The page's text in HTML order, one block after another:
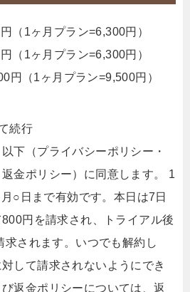
（1ヶ月プラン=6,300円）
（1ヶ月プラン=6,300円）
円（1ヶ月プラン=9,500円）
続行
下（プライバシーポリシー・
金ポリシー）に同意します。 1
○日まで有効です。本日は7日
円を請求され、トライアル後
求されます。いつでも解約し
して請求されないようにでき
返金ポリシーについては、返